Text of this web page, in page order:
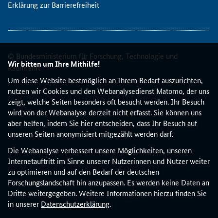
Wir bitten um Ihre Mithilfe!
Um diese Website bestmöglich an Ihrem Bedarf auszurichten,
nutzen wir Cookies und den Webanalysedienst Matomo, der uns
zeigt, welche Seiten besonders oft besucht werden. Ihr Besuch
wird von der Webanalyse derzeit nicht erfasst. Sie können uns
aber helfen, indem Sie hier entscheiden, dass Ihr Besuch auf
unseren Seiten anonymisiert mitgezählt werden darf.
Die Webanalyse verbessert unsere Möglichkeiten, unseren
Internetauftritt im Sinne unserer Nutzerinnen und Nutzer weiter
zu optimieren und auf den Bedarf der deutschen
Forschungslandschaft hin anzupassen. Es werden keine Daten an
Dritte weitergegeben. Weitere Informationen hierzu finden Sie
in unserer Datenschutzerklärung.
t
o
n
s
a
g
e
n
t
u
r
,
I
n
n
o
v
a
Erklärung zur Barrierefreiheit
© Bundesministerium für Forschung, Technologie und
Raumfahrt